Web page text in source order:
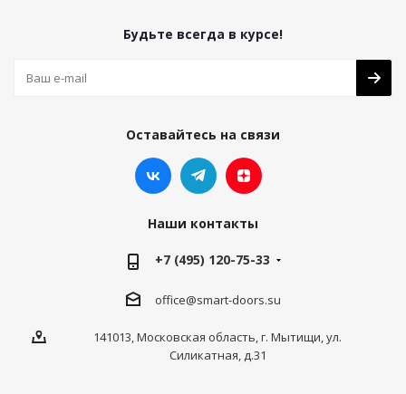
Будьте всегда в курсе!
Оставайтесь на связи
Наши контакты
+7 (495) 120-75-33
office@smart-doors.su
141013, Московская область, г. Мытищи, ул.
Силикатная, д.31